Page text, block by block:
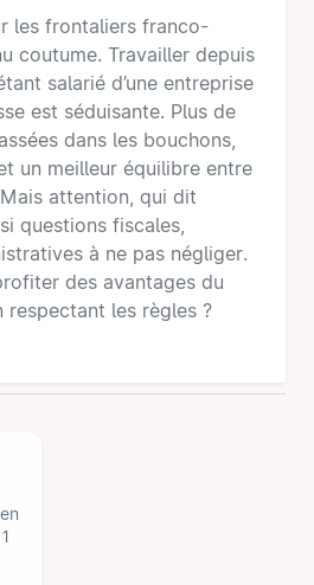
les frontaliers franco-
coutume. Travailler depuis
salarié d’une entreprise
est séduisante. Plus de
dans les bouchons,
un meilleur équilibre entre
attention, qui dit
questions fiscales,
à ne pas négliger.
des avantages du
les règles ?